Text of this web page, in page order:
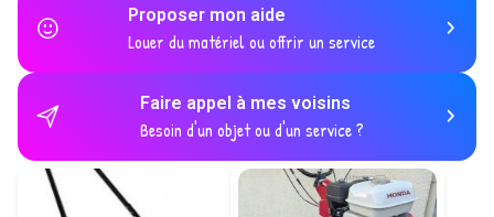
Proposer mon aide
Louer du matériel ou offrir un service
Faire appel à mes voisins
Besoin d'un objet ou d'un service ?